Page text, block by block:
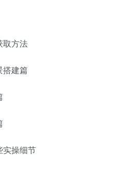
取方法
搭建篇
实操细节